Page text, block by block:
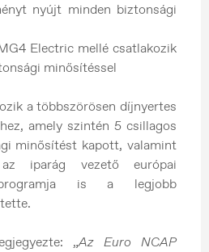
nyújt minden biztonsági
Electric mellé csatlakozik
minősítéssel
a többszörösen díjnyertes
amely szintén 5 csillagos
minősítést kapott, valamint
iparág vezető európai
programja is a legjobb
„Az Euro NCAP